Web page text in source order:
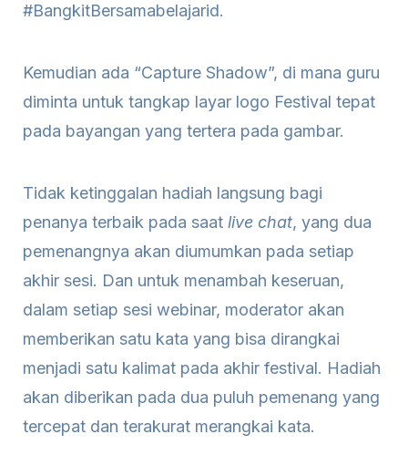
#BangkitBersamabelajarid.
Kemudian ada “Capture Shadow”, di mana guru
diminta untuk tangkap layar logo Festival tepat
pada bayangan yang tertera pada gambar.
Tidak ketinggalan hadiah langsung bagi
penanya terbaik pada saat live chat, yang dua
pemenangnya akan diumumkan pada setiap
akhir sesi. Dan untuk menambah keseruan,
dalam setiap sesi webinar, moderator akan
memberikan satu kata yang bisa dirangkai
menjadi satu kalimat pada akhir festival. Hadiah
akan diberikan pada dua puluh pemenang yang
tercepat dan terakurat merangkai kata.